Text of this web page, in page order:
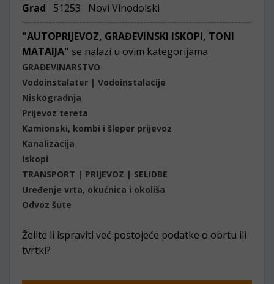
Grad
51253 Novi Vinodolski
"AUTOPRIJEVOZ, GRAĐEVINSKI ISKOPI, TONI
MATAIJA" se nalazi u ovim kategorijama
GRAĐEVINARSTVO
Vodoinstalater | Vodoinstalacije
Niskogradnja
Prijevoz tereta
Kamionski, kombi i šleper prijevoz
Kanalizacija
Iskopi
TRANSPORT | PRIJEVOZ | SELIDBE
Uređenje vrta, okućnica i okoliša
Odvoz šute
Želite li ispraviti već postojeće podatke o obrtu ili
tvrtki?